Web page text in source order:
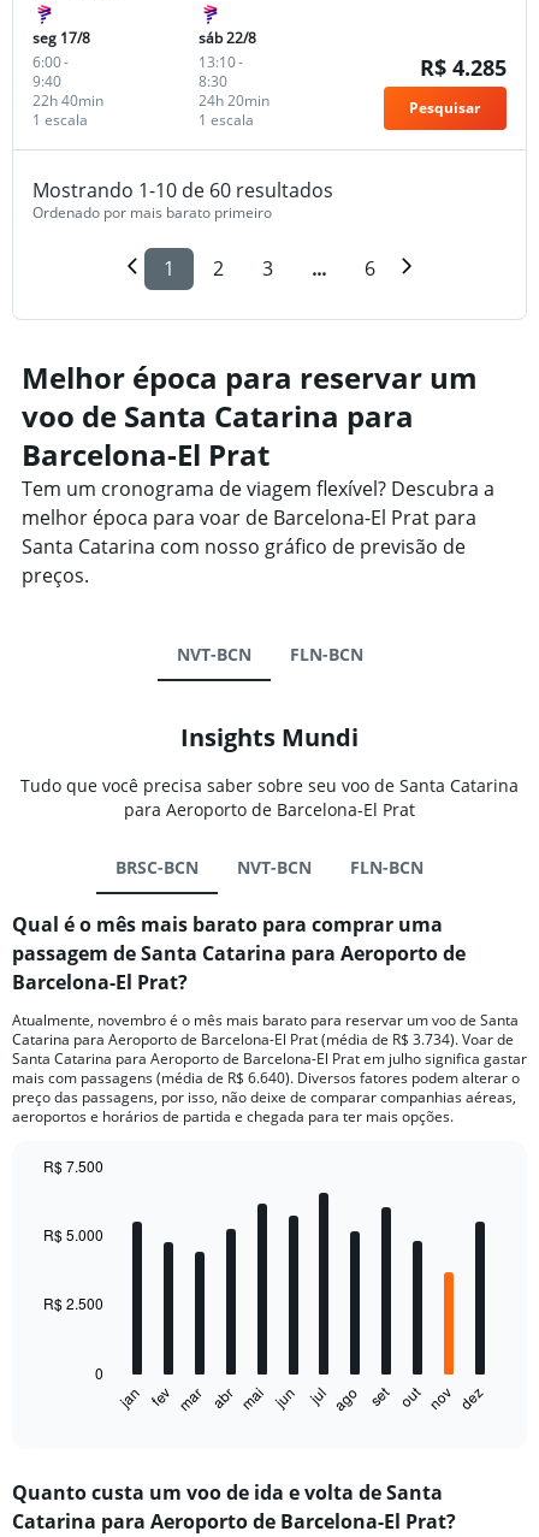
seg 17/8
6:00-
9:40
1 escala
22h 40min
sáb 22/8
13:10-
8:30
1 escala
24h 20min
R$ 4.285
Pesquisar
Mostrando 1-10 de 60 resultados
Ordenado por mais barato primeiro
1 2 3 ... 6
Melhor época para reservar um
voo de Santa Catarina para
Barcelona-El Prat
Tem um cronograma de viagem flexível? Descubra a
melhor época para voar de Barcelona-El Prat para
Santa Catarina com nosso gráfico de previsão de
preços.
NVT-BCN FLN-BCN
Insights Mundi
Tudo que você precisa saber sobre seu voo de Santa Catarina
para Aeroporto de Barcelona-El Prat
BRSC-BCN NVT-BCN FLN-BCN
Qual é o mês mais barato para comprar uma
passagem de Santa Catarina para Aeroporto de
Barcelona-El Prat?
Atualmente, novembro é o mês mais barato para reservar um voo de Santa
Catarina para Aeroporto de Barcelona-El Prat (média de R$ 3.734). Voar de
Santa Catarina para Aeroporto de Barcelona-El Prat em julho significa gastar
mais com passagens (média de R$ 6.640). Diversos fatores podem alterar o
preço das passagens, por isso, não deixe de comparar companhias aéreas,
aeroportos e horários de partida e chegada para ter mais opções.
with
The
Range:
12
jan fev mar abr mai jun jul ago set out nov dez
0
R$ 2.500
R$ 5.000
R$ 7.500
Quanto custa um voo de ida e volta de Santa
Catarina para Aeroporto de Barcelona-El Prat?